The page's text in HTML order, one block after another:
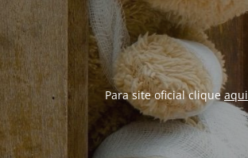
Para site oficial cliqueaqui